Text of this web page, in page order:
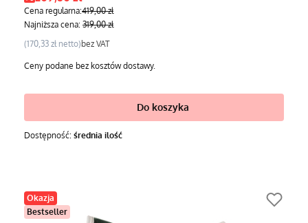
Cena regularna:419,00 zł
Najniższa cena: 319,00 zł
Cena
170,33 zł bez VAT
Ceny podane bez kosztów dostawy.
Do koszyka
Dostępność: średnia ilość
Okazja
Bestseller